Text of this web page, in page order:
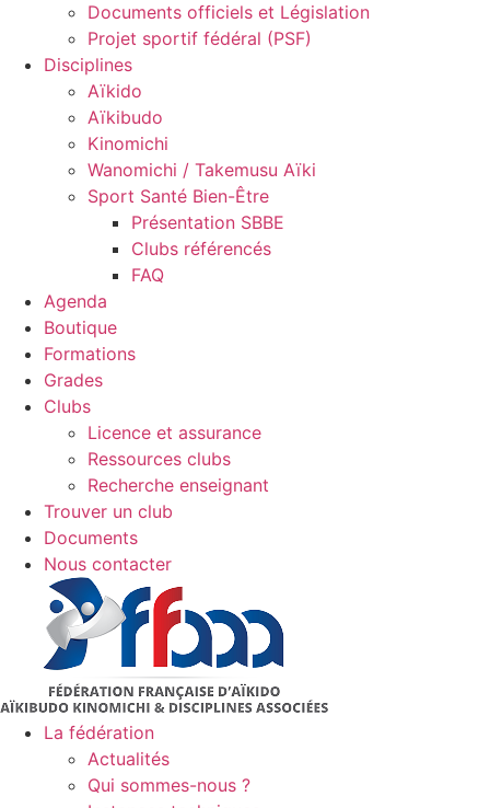
Documents officiels et Législation
Projet sportif fédéral (PSF)
Disciplines
Aïkido
Aïkibudo
Kinomichi
Wanomichi / Takemusu Aïki
Sport Santé Bien-Être
Présentation SBBE
Clubs référencés
FAQ
Agenda
Boutique
Formations
Grades
Clubs
Licence et assurance
Ressources clubs
Recherche enseignant
Trouver un club
Documents
Nous contacter
La fédération
Actualités
Qui sommes-nous ?